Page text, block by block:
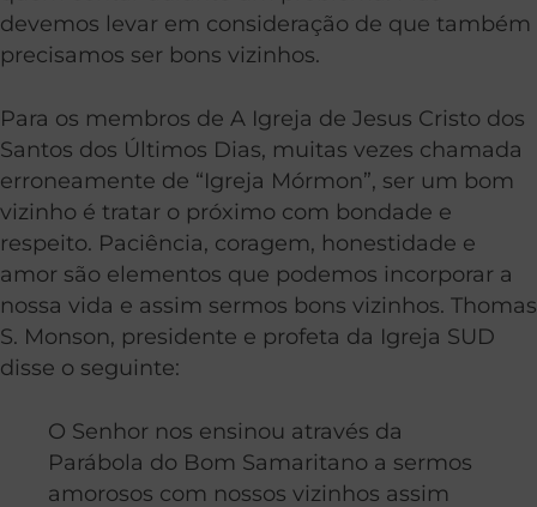
devemos levar em consideração de que também
precisamos ser bons vizinhos.
Para os membros de A Igreja de Jesus Cristo dos
Santos dos Últimos Dias, muitas vezes chamada
erroneamente de “Igreja Mórmon”, ser um bom
vizinho é tratar o próximo com bondade e
respeito. Paciência, coragem, honestidade e
amor são elementos que podemos incorporar a
nossa vida e assim sermos bons vizinhos. Thomas
S. Monson, presidente e profeta da Igreja SUD
disse o seguinte:
O Senhor nos ensinou através da
Parábola do Bom Samaritano a sermos
amorosos com nossos vizinhos assim